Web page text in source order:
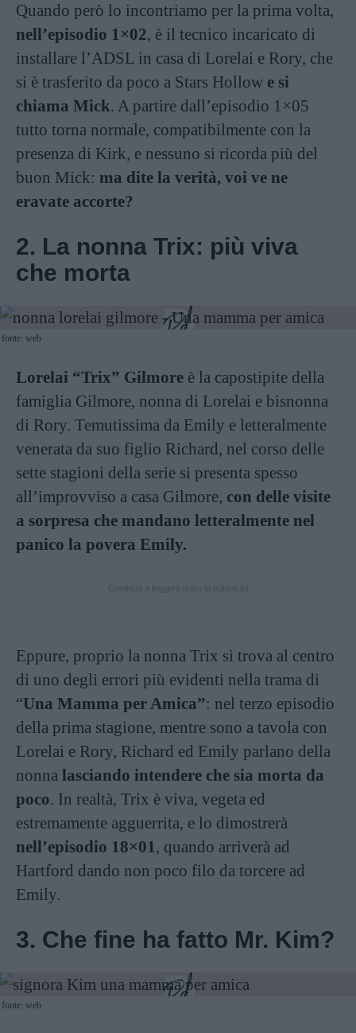
Quando però lo incontriamo per la prima volta,
nell’episodio 1×02, è il tecnico incaricato di
installare l’ADSL in casa di Lorelai e Rory, che
si è trasferito da poco a Stars Hollow e si
chiama Mick. A partire dall’episodio 1×05
tutto torna normale, compatibilmente con la
presenza di Kirk, e nessuno si ricorda più del
buon Mick: ma dite la verità, voi ve ne
eravate accorte?
2. La nonna Trix: più viva
che morta
fonte: web
Lorelai “Trix” Gilmore è la capostipite della
famiglia Gilmore, nonna di Lorelai e bisnonna
di Rory. Temutissima da Emily e letteralmente
venerata da suo figlio Richard, nel corso delle
sette stagioni della serie si presenta spesso
all’improvviso a casa Gilmore, con delle visite
a sorpresa che mandano letteralmente nel
panico la povera Emily.
Eppure, proprio la nonna Trix si trova al centro
di uno degli errori più evidenti nella trama di
“Una Mamma per Amica”: nel terzo episodio
della prima stagione, mentre sono a tavola con
Lorelai e Rory, Richard ed Emily parlano della
nonna lasciando intendere che sia morta da
poco. In realtà, Trix è viva, vegeta ed
estremamente agguerrita, e lo dimostrerà
nell’episodio 18×01 , quando arriverà ad
Hartford dando non poco filo da torcere ad
Emily.
3. Che fine ha fatto Mr. Kim?
fonte: web